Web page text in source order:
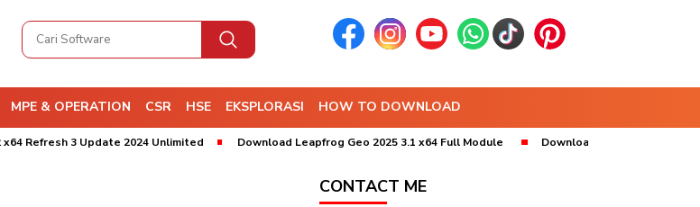
MPE & OPERATION CSR HSE EKSPLORASI HOW TO DOWNLOAD
3 Update 2024 Unlimited Download Leapfrog Geo 2025 3.1 x64 Full Module Download MineSched 2025 x64
CONTACT ME